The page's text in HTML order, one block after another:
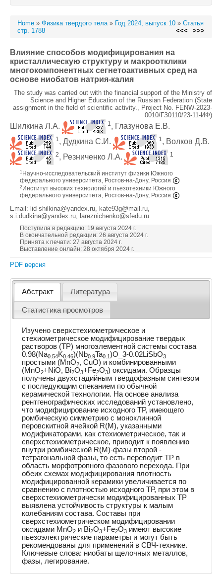
Home » Физика твердого тела» Год 2024, выпуск 10 » Статья
стр. 1788
<<< >>>
Влияние способов модифицирования на
кристаллическую структуру и макроотклики
многокомпонентных сегнетоактивных сред на
основе ниобатов натрия-калия
The study was carried out with the financial support of the Ministry of
Science and Higher Education of the Russian Federation (State
assignment in the field of scientific activity., Project No. FENW-2023-
0010/ГЗ0110/23-11-ИФ)
Шилкина Л.А. 1 , Глазунова Е.В.
1 , Дудкина С.И. 1 , Волков Д.В.
2, Резниченко Л.А. 1
1 Научно-исследовательский институт физики Южного
федерального университета, Ростов-на-Дону, Россия
2 Институт высоких технологий и пьезотехники Южного
федерального университета, Ростов-на-Дону, Россия
Email: lid-shilkina@yandex.ru, kate93g@mail.ru,
s.i.dudkina@yandex.ru, lareznichenko@sfedu.ru
Поступила в редакцию: 19 августа 2024 г.
В окончательной редакции: 26 августа 2024 г.
Принята к печати: 27 августа 2024 г.
Выставление онлайн: 28 октября 2024 г.
PDF версия
Абстракт Литература
Статистика просмотров
Изучено сверхстехиометрическое и
стехиометрическое модифицирование твердых
растворов (ТР) многоэлементной системы состава
0.98(Na0.54K0.46)(Nb0.9Ta0.1 )O_3-0.02LiSbO3
простыми (MnO2, CuO) и комбинированными
(MnO2+NiO, Bi2O3+Fe2O3) оксидами. Образцы
получены двухстадийным твердофазным синтезом
с последующим спеканием по обычной
керамической технологии. На основе анализа
рентгенографических исследований установлено,
что модифицирование исходного ТР, имеющего
ромбическую симметрию с моноклинной
перовскитной ячейкой R(M), указанными
модификаторами, как стехиометрическое, так и
сверхстехиометрическое, приводит к появлению
внутри ромбической R(M)-фазы второй -
тетрагональной фазы, то есть переводит ТР в
область морфотропного фазового перехода. При
обеих схемах модифицирования плотность
модифицированной керамики увеличивается по
сравнению с плотностью исходного ТР, при этом в
сверхстехиометрически модифицированных ТР
выявлена устойчивость структуры к малым
колебаниям состава. Составы при
сверхстехиометрическом модифицировании
оксидами MnO2 и Bi2O3+Fe2O3 имеют высокие
пьезоэлектрические параметры и могут быть
рекомендованы для применений в СВЧ-технике.
Ключевые слова: ниобаты щелочных металлов,
фазы, легирование.